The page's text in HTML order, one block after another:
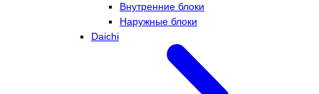
Внутренние блоки
Наружные блоки
Daichi